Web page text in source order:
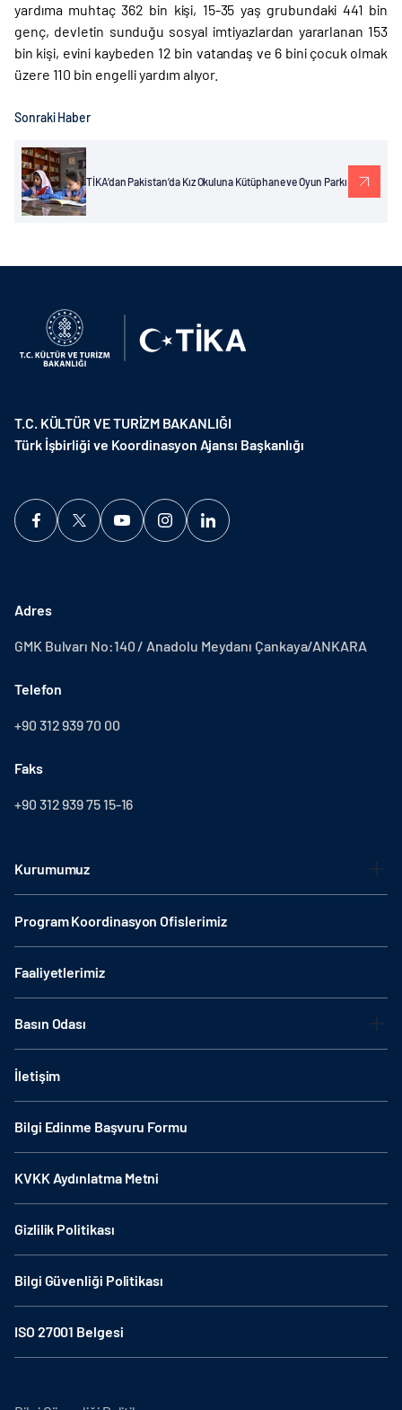
yardıma muhtaç 362 bin kişi, 15-35 yaş grubundaki 441 bin
genç, devletin sunduğu sosyal imtiyazlardan yararlanan 153
bin kişi, evini kaybeden 12 bin vatandaş ve 6 bini çocuk olmak
üzere 110 bin engelli yardım alıyor.
Sonraki Haber
TİKA’dan Pakistan’da Kız Okuluna Kütüphane ve Oyun Parkı
T.C. KÜLTÜR VE TURİZM BAKANLIĞI
Türk İşbirliği ve Koordinasyon Ajansı Başkanlığı
Adres
GMK Bulvarı No:140 / Anadolu Meydanı Çankaya/ANKARA
Telefon
+90 312 939 70 00
Faks
+90 312 939 75 15-16
Kurumumuz
Program Koordinasyon Ofislerimiz
Faaliyetlerimiz
Basın Odası
İletişim
Bilgi Edinme Başvuru Formu
KVKK Aydınlatma Metni
Gizlilik Politikası
Bilgi Güvenliği Politikası
ISO 27001 Belgesi